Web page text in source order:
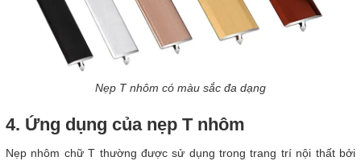
Nẹp T nhôm có màu sắc đa dạng
4. Ứng dụng của nẹp T nhôm
Nẹp nhôm chữ T thường được sử dụng trong trang trí nội thất bởi